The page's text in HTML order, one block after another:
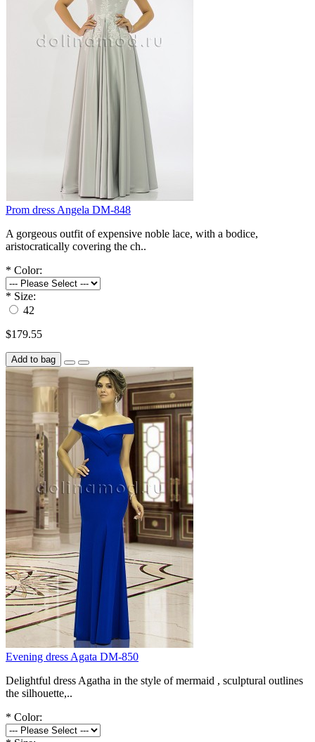
Prom dress Angela DM-848
A gorgeous outfit of expensive noble lace, with a bodice,
aristocratically covering the ch..
* Color:
* Size:
42
$179.55
Add to bag
Evening dress Agata DM-850
Delightful dress Agatha in the style of mermaid , sculptural outlines
the silhouette,..
* Color: